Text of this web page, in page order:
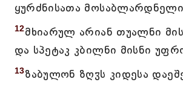
ყურძნისათა
12მხიარულ არიან თუალნი
და სპეტაკ კბილნი მისნი
13ზაბულონ ზღჳს კიდესა